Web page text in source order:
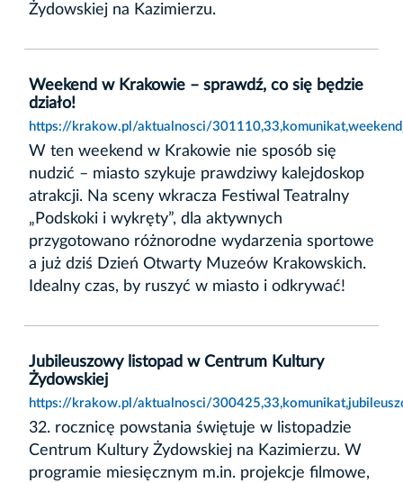
Żydowskiej na Kazimierzu.
Weekend w Krakowie – sprawdź, co się będzie
działo!
https://krakow.pl/aktualnosci/
W ten weekend w Krakowie nie sposób się
nudzić – miasto szykuje prawdziwy kalejdoskop
atrakcji. Na sceny wkracza Festiwal Teatralny
„Podskoki i wykręty”, dla aktywnych
przygotowano różnorodne wydarzenia sportowe
a już dziś Dzień Otwarty Muzeów Krakowskich.
Idealny czas, by ruszyć w miasto i odkrywać!
Jubileuszowy listopad w Centrum Kultury
Żydowskiej
https://krakow.pl/aktualnosci/
32. rocznicę powstania świętuje w listopadzie
Centrum Kultury Żydowskiej na Kazimierzu. W
programie miesięcznym m.in. projekcje filmowe,